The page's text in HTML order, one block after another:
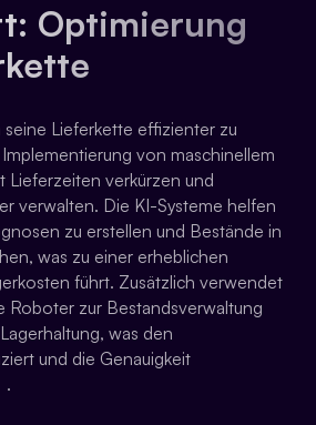
Optimierung
seine Lieferkette effizienter zu
von maschinellem
Lieferzeiten verkürzen und
verwalten. Die KI-Systeme helfen
zu erstellen und Bestände in
was zu einer erheblichen
führt. Zusätzlich verwendet
Roboter zur Bestandsverwaltung
was den
und die Genauigkeit
.